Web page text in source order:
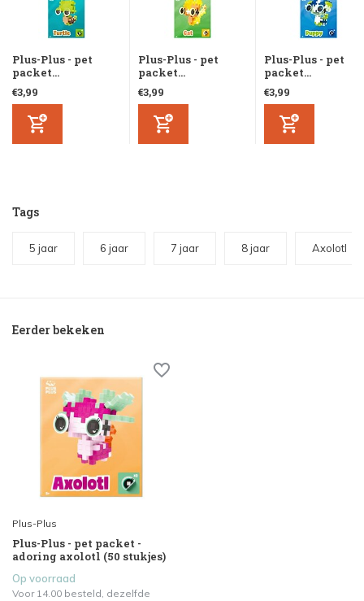
Plus-Plus - pet
packet...
€3,99
Plus-Plus - pet
packet...
€3,99
Plus-Plus - pet
packet...
€3,99
Tags
5 jaar 6 jaar 7 jaar 8 jaar Axolotl
Eerder bekeken
Plus-Plus
Plus-Plus - pet packet -
adoring axolotl (50 stukjes)
Op voorraad
Voor 14.00 besteld, dezelfde